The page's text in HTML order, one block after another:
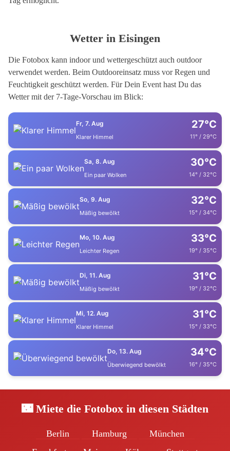
Wetter in Eisingen
Die Fotobox kann indoor und wettergeschützt auch outdoor
verwendet werden. Beim Outdooreinsatz muss vor Regen und
Feuchtigkeit geschützt werden. Für Dein Event hast Du das
Wetter mit der 7-Tage-Vorschau im Blick:
Fr, 7. Aug
Klarer Himmel
27°C
11° / 29°C
Sa, 8. Aug
Ein paar Wolken
30°C
14° / 32°C
So, 9. Aug
Mäßig bewölkt
32°C
15° / 34°C
Mo, 10. Aug
Leichter Regen
33°C
19° / 35°C
Di, 11. Aug
Mäßig bewölkt
31°C
19° / 32°C
Mi, 12. Aug
Klarer Himmel
31°C
15° / 33°C
Do, 13. Aug
Überwiegend bewölkt
34°C
16° / 35°C
🌃 Miete die Fotobox in diesen Städten
Berlin Hamburg
München